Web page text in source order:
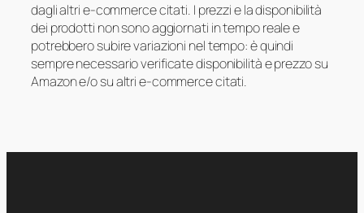
dagli altri e-commerce citati. I prezzi e la disponibilità
dei prodotti non sono aggiornati in tempo reale e
potrebbero subire variazioni nel tempo: è quindi
sempre necessario verificate disponibilità e prezzo su
Amazon e/o su altri e-commerce citati.